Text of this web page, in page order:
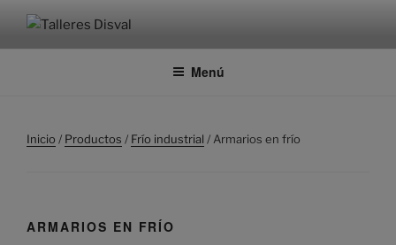
contenido
TALLERES DISVAL
Menú
Inicio / Productos / Frío industrial / Armarios en frío
ARMARIOS EN FRÍO